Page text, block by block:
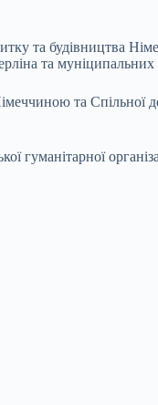
та будівництва
та
та Спільної
гуманітарної